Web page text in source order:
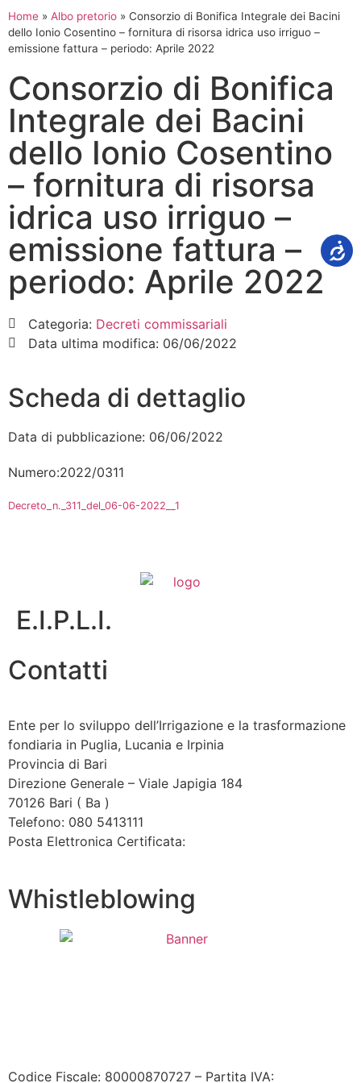
Home » Albo pretorio » Consorzio di Bonifica Integrale dei Bacini
dello Ionio Cosentino – fornitura di risorsa idrica uso irriguo –
emissione fattura – periodo: Aprile 2022
Consorzio di Bonifica
Integrale dei Bacini
dello Ionio Cosentino
– fornitura di risorsa
idrica uso irriguo –
emissione fattura –
periodo: Aprile 2022
Categoria: Decreti commissariali
Data ultima modifica: 06/06/2022
Scheda di dettaglio
Data di pubblicazione: 06/06/2022
Numero:2022/0311
Decreto_n._311_del_06-06-2022__1
E.I.P.L.I.
Contatti
Ente per lo sviluppo dell’Irrigazione e la trasformazione
fondiaria in Puglia, Lucania e Irpinia
Provincia di Bari
Direzione Generale – Viale Japigia 184
70126 Bari ( Ba )
Telefono: 080 5413111
Posta Elettronica Certificata:
Whistleblowing
Codice Fiscale: 80000870727 – Partita IVA: